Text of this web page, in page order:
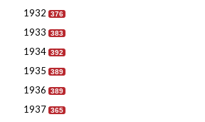
1932 376
1933 383
1934 392
1935 389
1936 389
1937 365